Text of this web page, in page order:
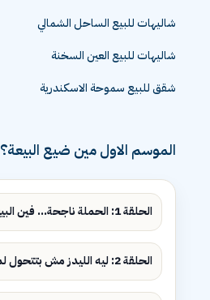
شاليهات للبيع الساحل الشمالي
شاليهات للبيع العين السخنة
شقق للبيع سموحة الاسكندرية
الموسم الاول مين ضيع البيعة؟
الحلقة 1: الحملة ناجحة... فين البيع؟
الحلقة 2: ليه الليدز مش بتتحول لمبيعات؟